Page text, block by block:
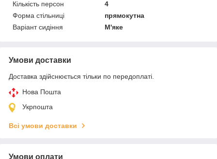
Кількість персон
4
Форма стільниці
прямокутна
Варіант сидіння
М'яке
Умови доставки
Доставка здійснюється тільки по передоплаті.
Нова Пошта
Укрпошта
Всі умови доставки
Умови оплати